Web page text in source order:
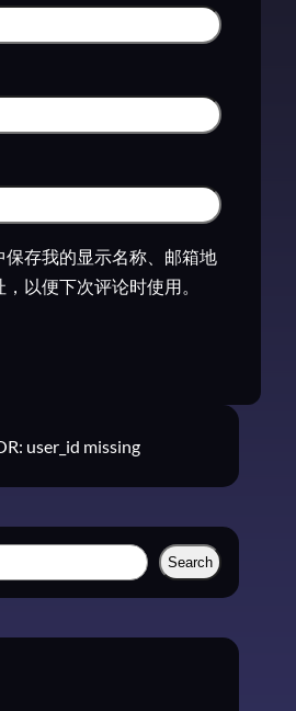
保存我的显示名称、邮箱地
以便下次评论时使用。
user_id missing
Search